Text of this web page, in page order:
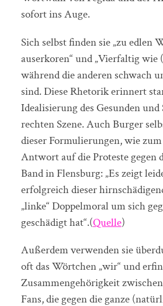
sofort ins Auge.
Sich selbst finden sie „zu edlen
auserkoren“ und „Vierfaltig wie
während die anderen schwach
sind. Diese Rhetorik erinnert
Idealisierung des Gesunden und
rechten Szene. Auch Burger
dieser Formulierungen, wie
Antwort auf die Proteste gegen
Band in Flensburg: „Es zeigt
erfolgreich dieser
„linke“ Doppelmoral um sich
geschädigt hat“.(Quelle)
Außerdem verwenden sie
oft das Wörtchen „wir“ und
Zusammengehörigkeit
Fans, die gegen die ganze